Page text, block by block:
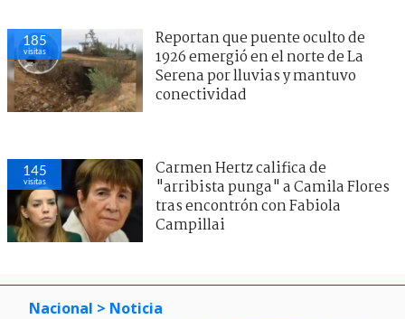
185
visitas
Reportan que puente oculto de
1926 emergió en el norte de La
Serena por lluvias y mantuvo
conectividad
145
visitas
Carmen Hertz califica de
"arribista punga" a Camila Flores
tras encontrón con Fabiola
Campillai
Nacional > Noticia